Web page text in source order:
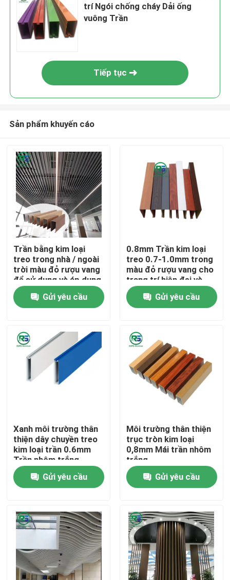
Nhà
Hướng dẫn VR
Về chúng tôi
Kiểm soát chất lượng
Liên hệ chúng tôi
Yêu cầu báo giá
Tấm tường nhôm
Bảng điều khiển tổ ong bằng nhôm
trí Ngói chống cháy Dải ống
vuông Trần
Tiếp tục
Sản phẩm khuyến cáo
Trần bằng kim loại
treo trong nhà / ngoài
trời màu đỏ rượu vang
để sử dụng và áp dụng
đa năng
Gửi yêu cầu
0.8mm Trần kim loại
treo 0.7-1.0mm trong
màu đỏ rượu vang cho
trang trí hiện đại và
đơn giản
Gửi yêu cầu
Xanh môi trường thân
thiện dây chuyền treo
kim loại trần 0.6mm
Trần nhôm trắng
Gửi yêu cầu
Môi trường thân thiện
trục tròn kim loại
0,8mm Mái trần nhôm
trắng
Gửi yêu cầu